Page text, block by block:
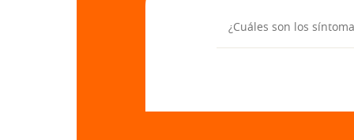
¿Cuáles son los